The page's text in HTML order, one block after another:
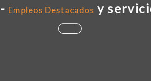
Empleos Destacados y